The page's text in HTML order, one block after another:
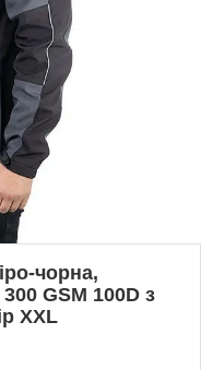
чорна,
GSM 100D з
XXL